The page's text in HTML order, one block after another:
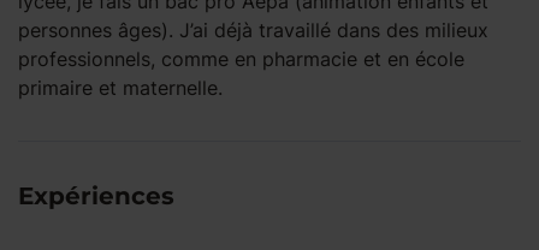
personnes âges). J’ai déjà travaillé dans des milieux
professionnels, comme en pharmacie et en école
primaire et maternelle.
Expériences